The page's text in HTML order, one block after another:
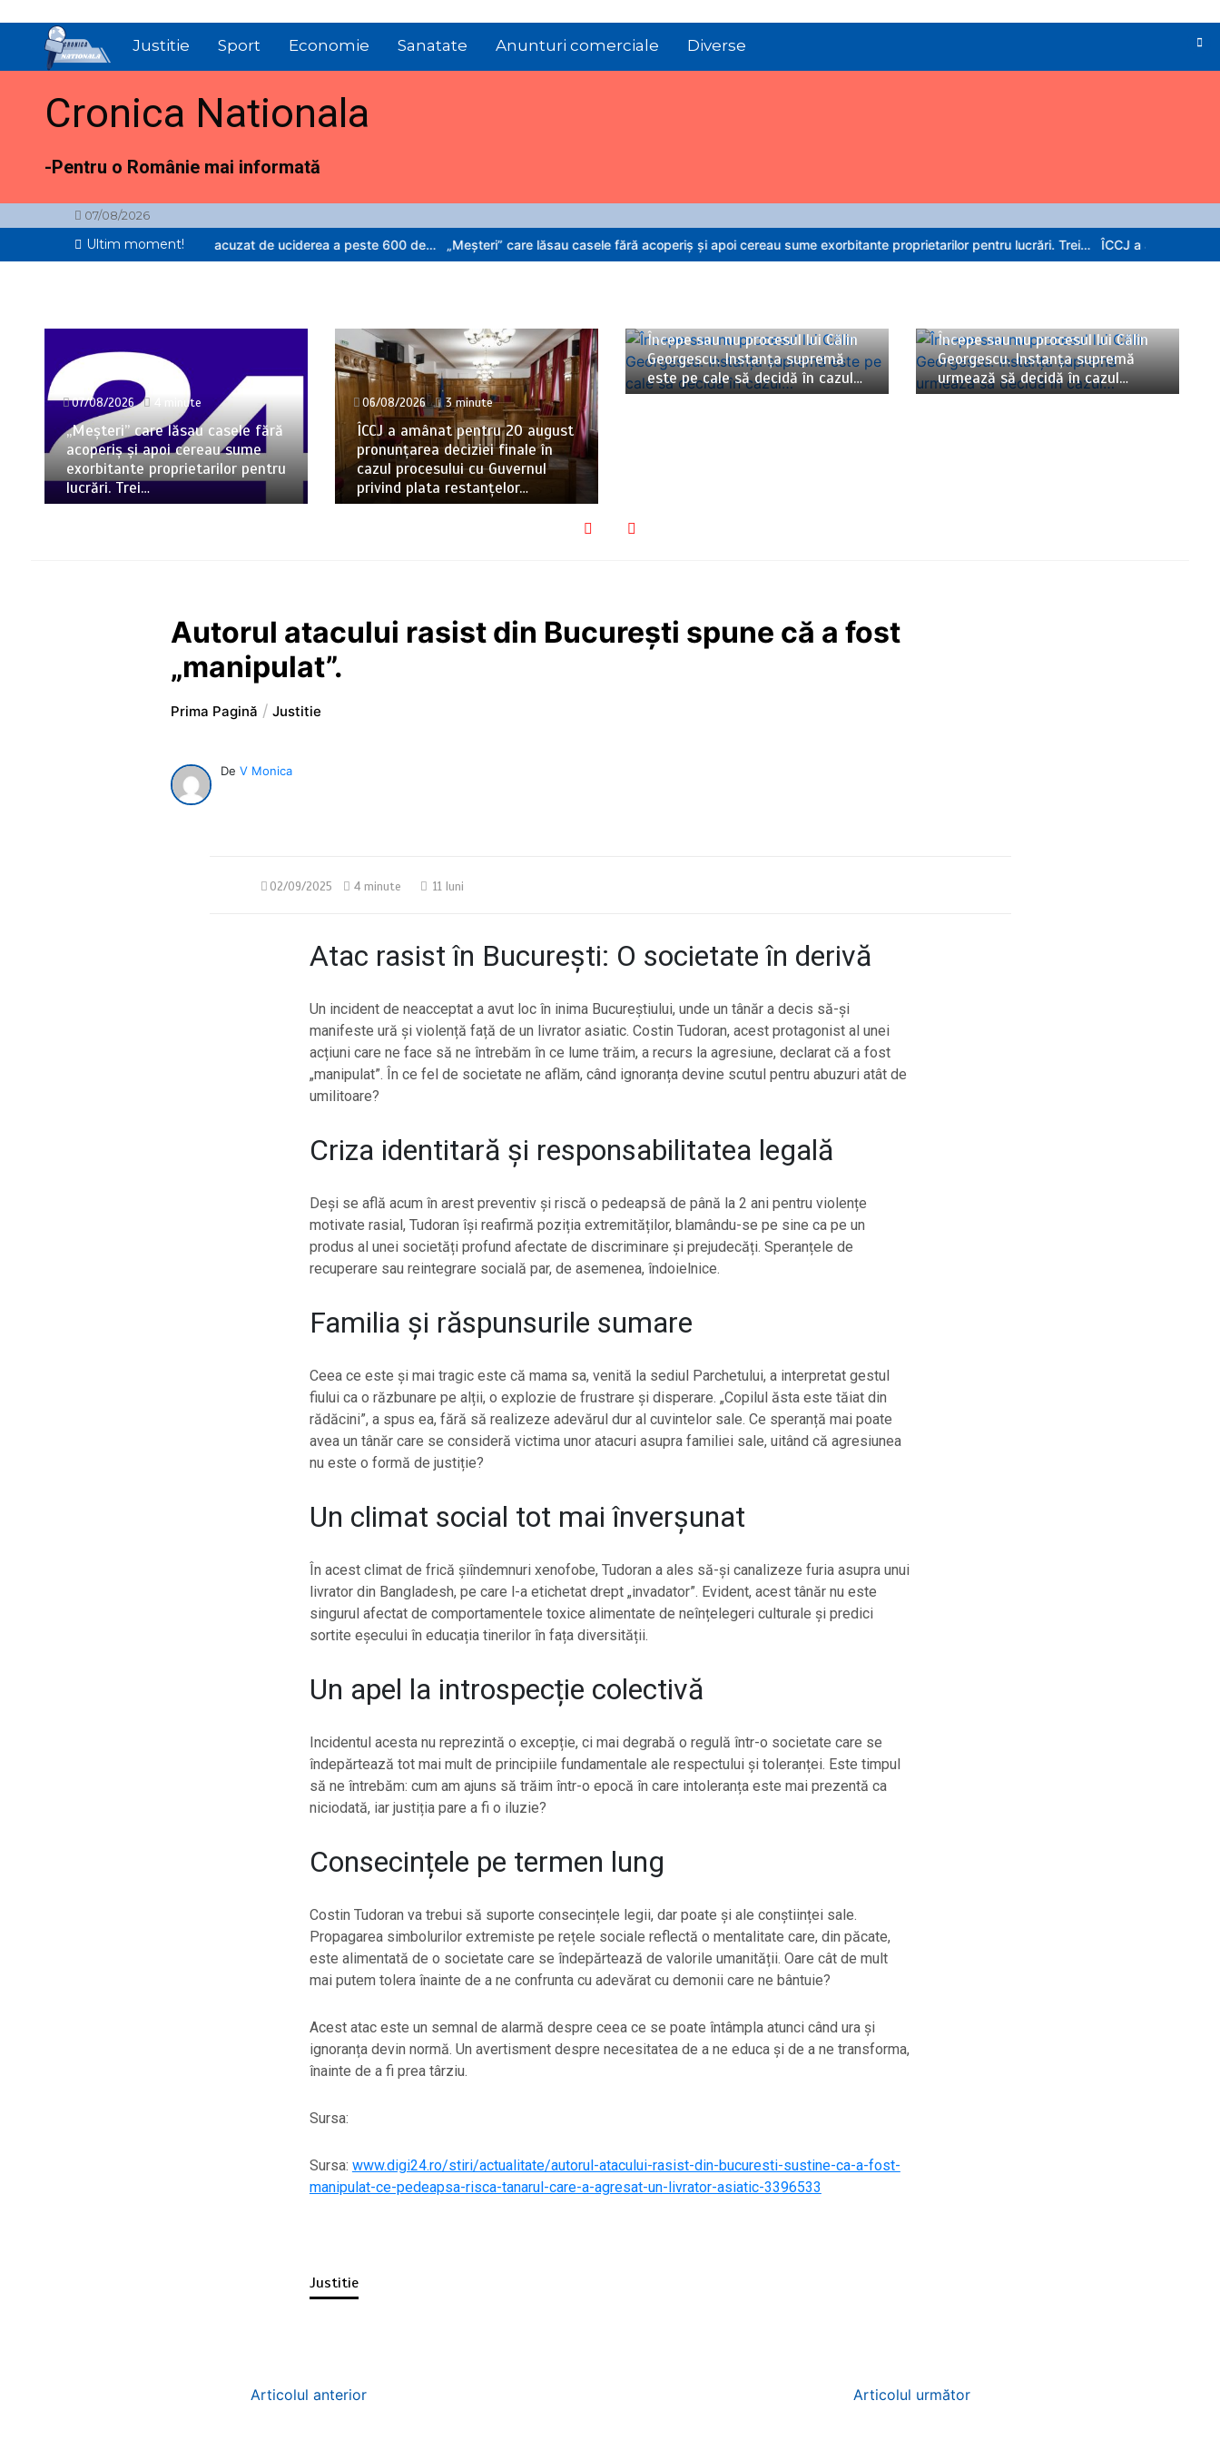
conținut
Justitie Sport Economie Sanatate Anunturi comerciale Diverse
Cronica Nationala
-Pentru o Românie mai informată
07/08/2026
Ultim moment!
din Berchișești, acuzat de uciderea a peste 600 de… „Meșteri” care lăsau casele fără acoperiș și apoi cereau sume exorbitante proprietarilor pentru lucrări. Trei… ÎCCJ a amânat pentru 20 august
07/08/2026 4 minute
„Meșteri” care lăsau casele fără
acoperiș și apoi cereau sume
exorbitante proprietarilor pentru
lucrări. Trei…
06/08/2026 3 minute
ÎCCJ a amânat pentru 20 august
pronunțarea deciziei finale în
cazul procesului cu Guvernul
privind plata restanțelor…
Începe sau nu procesul lui Călin
Georgescu. Instanța supremă
este pe cale să decidă în cazul…
Începe sau nu procesul lui Călin
Georgescu. Instanța supremă
urmează să decidă în cazul…
Autorul atacului rasist din București spune că a fost
„manipulat”.
Prima Pagină Justitie
DeV Monica
02/09/2025 4 minute 11 luni
Atac rasist în București: O societate în derivă
Un incident de neacceptat a avut loc în inima Bucureștiului, unde un tânăr a decis să-și
manifeste ură și violență față de un livrator asiatic. Costin Tudoran, acest protagonist al unei
acțiuni care ne face să ne întrebăm în ce lume trăim, a recurs la agresiune, declarat că a fost
„manipulat”. În ce fel de societate ne aflăm, când ignoranța devine scutul pentru abuzuri atât de
umilitoare?
Criza identitară și responsabilitatea legală
Deși se află acum în arest preventiv și riscă o pedeapsă de până la 2 ani pentru violențe
motivate rasial, Tudoran își reafirmă poziția extremităților, blamându-se pe sine ca pe un
produs al unei societăți profund afectate de discriminare și prejudecăți. Speranțele de
recuperare sau reintegrare socială par, de asemenea, îndoielnice.
Familia și răspunsurile sumare
Ceea ce este și mai tragic este că mama sa, venită la sediul Parchetului, a interpretat gestul
fiului ca o răzbunare pe alții, o explozie de frustrare și disperare. „Copilul ăsta este tăiat din
rădăcini”, a spus ea, fără să realizeze adevărul dur al cuvintelor sale. Ce speranță mai poate
avea un tânăr care se consideră victima unor atacuri asupra familiei sale, uitând că agresiunea
nu este o formă de justiție?
Un climat social tot mai înverșunat
În acest climat de frică șiîndemnuri xenofobe, Tudoran a ales să-și canalizeze furia asupra unui
livrator din Bangladesh, pe care l-a etichetat drept „invadator”. Evident, acest tânăr nu este
singurul afectat de comportamentele toxice alimentate de neînțelegeri culturale și predici
sortite eșecului în educația tinerilor în fața diversității.
Un apel la introspecție colectivă
Incidentul acesta nu reprezintă o excepție, ci mai degrabă o regulă într-o societate care se
îndepărtează tot mai mult de principiile fundamentale ale respectului și toleranței. Este timpul
să ne întrebăm: cum am ajuns să trăim într-o epocă în care intoleranța este mai prezentă ca
niciodată, iar justiția pare a fi o iluzie?
Consecințele pe termen lung
Costin Tudoran va trebui să suporte consecințele legii, dar poate și ale conștiinței sale.
Propagarea simbolurilor extremiste pe rețele sociale reflectă o mentalitate care, din păcate,
este alimentată de o societate care se îndepărtează de valorile umanității. Oare cât de mult
mai putem tolera înainte de a ne confrunta cu adevărat cu demonii care ne bântuie?
Acest atac este un semnal de alarmă despre ceea ce se poate întâmpla atunci când ura și
ignoranța devin normă. Un avertisment despre necesitatea de a ne educa și de a ne transforma,
înainte de a fi prea târziu.
Sursa:
Sursa: www.digi24.ro/stiri/actualitate/autorul-atacului-rasist-din-bucuresti-sustine-ca-a-fost-
manipulat-ce-pedeapsa-risca-tanarul-care-a-agresat-un-livrator-asiatic-3396533
Justitie
Articolul anterior Articolul următor